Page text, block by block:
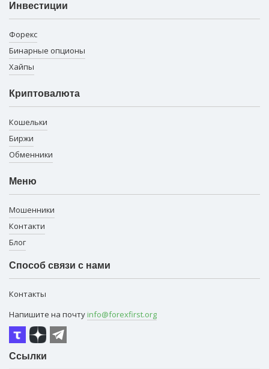
Инвестиции
Форекс
Бинарные опционы
Хайпы
Криптовалюта
Кошельки
Биржи
Обменники
Меню
Мошенники
Контакти
Блог
Способ связи с нами
Контакты
Напишите на почту info@forexfirst.org
Ссылки